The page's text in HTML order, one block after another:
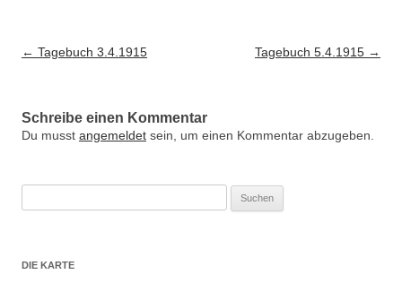
Artikel-Navigation
← Tagebuch 3.4.1915 Tagebuch 5.4.1915 →
Schreibe einen Kommentar
Du musst angemeldet sein, um einen Kommentar abzugeben.
DIE KARTE